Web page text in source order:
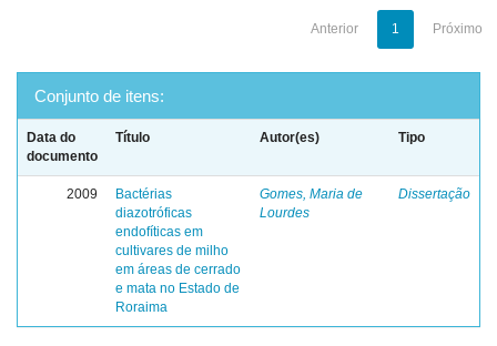
Anterior 1 Próximo
Conjunto de itens:
Data do
documento
Título Autor(es) Tipo
2009
Bactérias
diazotróficas
endofíticas em
cultivares de milho
em áreas de cerrado
e mata no Estado de
Roraima
Gomes, Maria de
Lourdes
Dissertação